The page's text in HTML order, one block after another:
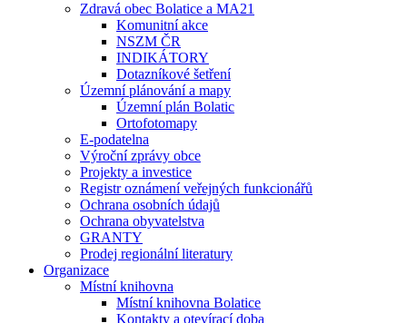
Zdravá obec Bolatice a MA21
Komunitní akce
NSZM ČR
INDIKÁTORY
Dotazníkové šetření
Územní plánování a mapy
Územní plán Bolatic
Ortofotomapy
E-podatelna
Výroční zprávy obce
Projekty a investice
Registr oznámení veřejných funkcionářů
Ochrana osobních údajů
Ochrana obyvatelstva
GRANTY
Prodej regionální literatury
Organizace
Místní knihovna
Místní knihovna Bolatice
Kontakty a otevírací doba